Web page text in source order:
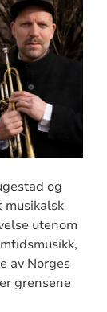
og
musikalsk
utenom
av Norges
grensene